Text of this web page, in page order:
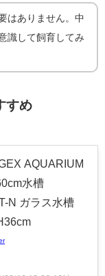
はありません。中
識して飼育してみ
すめ
AQUARIUM
水槽
N ガラス水槽